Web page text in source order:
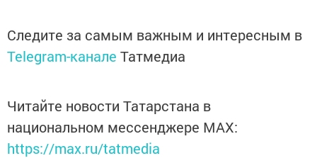
Следите за самым важным и интересным в
Telegram-канале Татмедиа
Читайте новости Татарстана в
национальном мессенджере MАХ:
https://max.ru/tatmedia